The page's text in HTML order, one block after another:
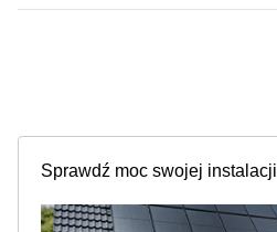
Sprawdź moc swojej instalacji